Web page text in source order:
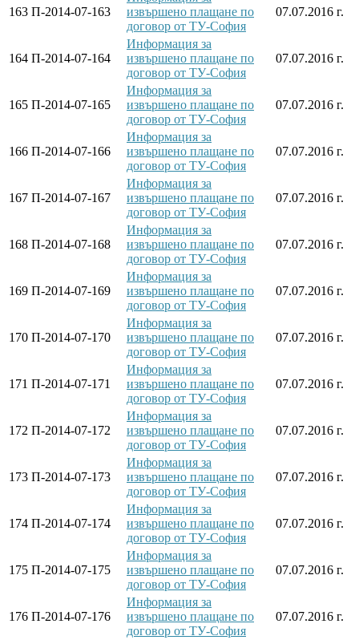
163 П-2014-07-163
извършено плащане по
договор от ТУ-София
07.07.2016 г.
164 П-2014-07-164
Информация за
извършено плащане по
договор от ТУ-София
07.07.2016 г.
165 П-2014-07-165
Информация за
извършено плащане по
договор от ТУ-София
07.07.2016 г.
166 П-2014-07-166
Информация за
извършено плащане по
договор от ТУ-София
07.07.2016 г.
167 П-2014-07-167
Информация за
извършено плащане по
договор от ТУ-София
07.07.2016 г.
168 П-2014-07-168
Информация за
извършено плащане по
договор от ТУ-София
07.07.2016 г.
169 П-2014-07-169
Информация за
извършено плащане по
договор от ТУ-София
07.07.2016 г.
170 П-2014-07-170
Информация за
извършено плащане по
договор от ТУ-София
07.07.2016 г.
171 П-2014-07-171
Информация за
извършено плащане по
договор от ТУ-София
07.07.2016 г.
172 П-2014-07-172
Информация за
извършено плащане по
договор от ТУ-София
07.07.2016 г.
173 П-2014-07-173
Информация за
извършено плащане по
договор от ТУ-София
07.07.2016 г.
174 П-2014-07-174
Информация за
извършено плащане по
договор от ТУ-София
07.07.2016 г.
175 П-2014-07-175
Информация за
извършено плащане по
договор от ТУ-София
07.07.2016 г.
176 П-2014-07-176
Информация за
извършено плащане по
договор от ТУ-София
07.07.2016 г.